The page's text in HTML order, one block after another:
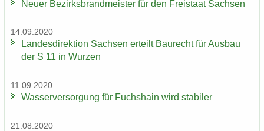
Neuer Be­zirks­brand­meis­ter für den Frei­staat Sach­sen
14.09.2020
Lan­des­di­rek­ti­on Sach­sen er­teilt Bau­recht für Aus­bau
der S 11 in Wur­zen
11.09.2020
Was­ser­ver­sor­gung für Fuchs­hain wird sta­bi­ler
21.08.2020